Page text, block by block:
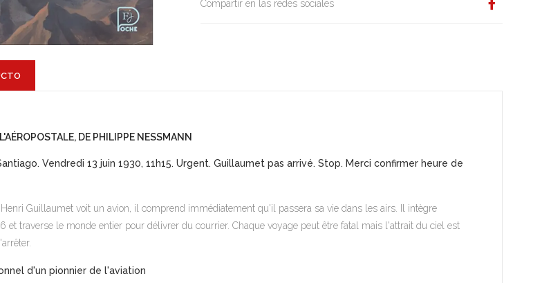
Compartir en las redes sociales
DE PHILIPPE NESSMANN
Vendredi 13 juin 1930, 11h15. Urgent. Guillaumet pas arrivé. Stop. Merci confirmer heure de
Guillaumet voit un avion, il comprend immédiatement qu'il passera sa vie dans les airs. Il intègre
et traverse le monde entier pour délivrer du courrier. Chaque voyage peut être fatal mais l'attrait du ciel est
d'un pionnier de l'aviation